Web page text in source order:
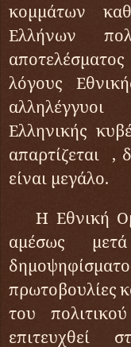
κομμάτων
Ελλήνων
λόγους
Ελληνικής
απαρτίζεται ,
είναι μεγάλο.
Η Εθνική
αμέσως
πρωτοβουλίες
του
επιτευχθεί